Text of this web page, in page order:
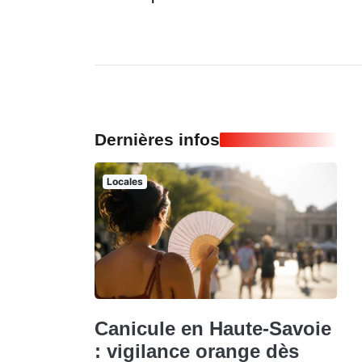
Dernières infos
Locales
Canicule en Haute-Savoie
: vigilance orange dès